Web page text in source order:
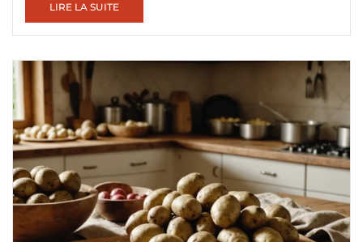
LIRE LA SUITE